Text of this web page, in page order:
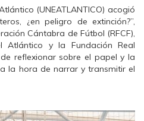
(UNEATLANTICO) acogió
¿en peligro de extinción?”,
Cántabra de Fútbol (RFCF),
Atlántico y la Fundación Real
reflexionar sobre el papel y la
la hora de narrar y transmitir el